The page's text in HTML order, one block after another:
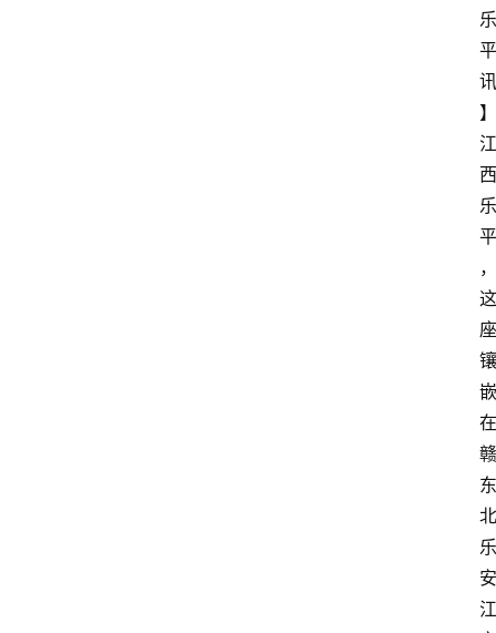
乐
平
讯
】
江
西
乐
平
，
这
座
镶
嵌
在
赣
东
北
乐
安
江